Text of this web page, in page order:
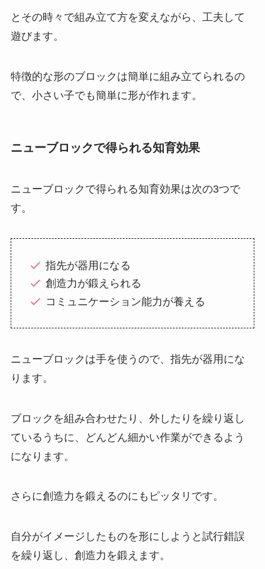
とその時々で組み立て方を変えながら、工夫して
遊びます。
特徴的な形のブロックは簡単に組み立てられるの
で、小さい子でも簡単に形が作れます。
ニューブロックで得られる知育効果
ニューブロックで得られる知育効果は次の3つで
す。
指先が器用になる
創造力が鍛えられる
コミュニケーション能力が養える
ニューブロックは手を使うので、指先が器用にな
ります。
ブロックを組み合わせたり、外したりを繰り返し
ているうちに、どんどん細かい作業ができるよう
になります。
さらに創造力を鍛えるのにもピッタリです。
自分がイメージしたものを形にしようと試行錯誤
を繰り返し、創造力を鍛えます。